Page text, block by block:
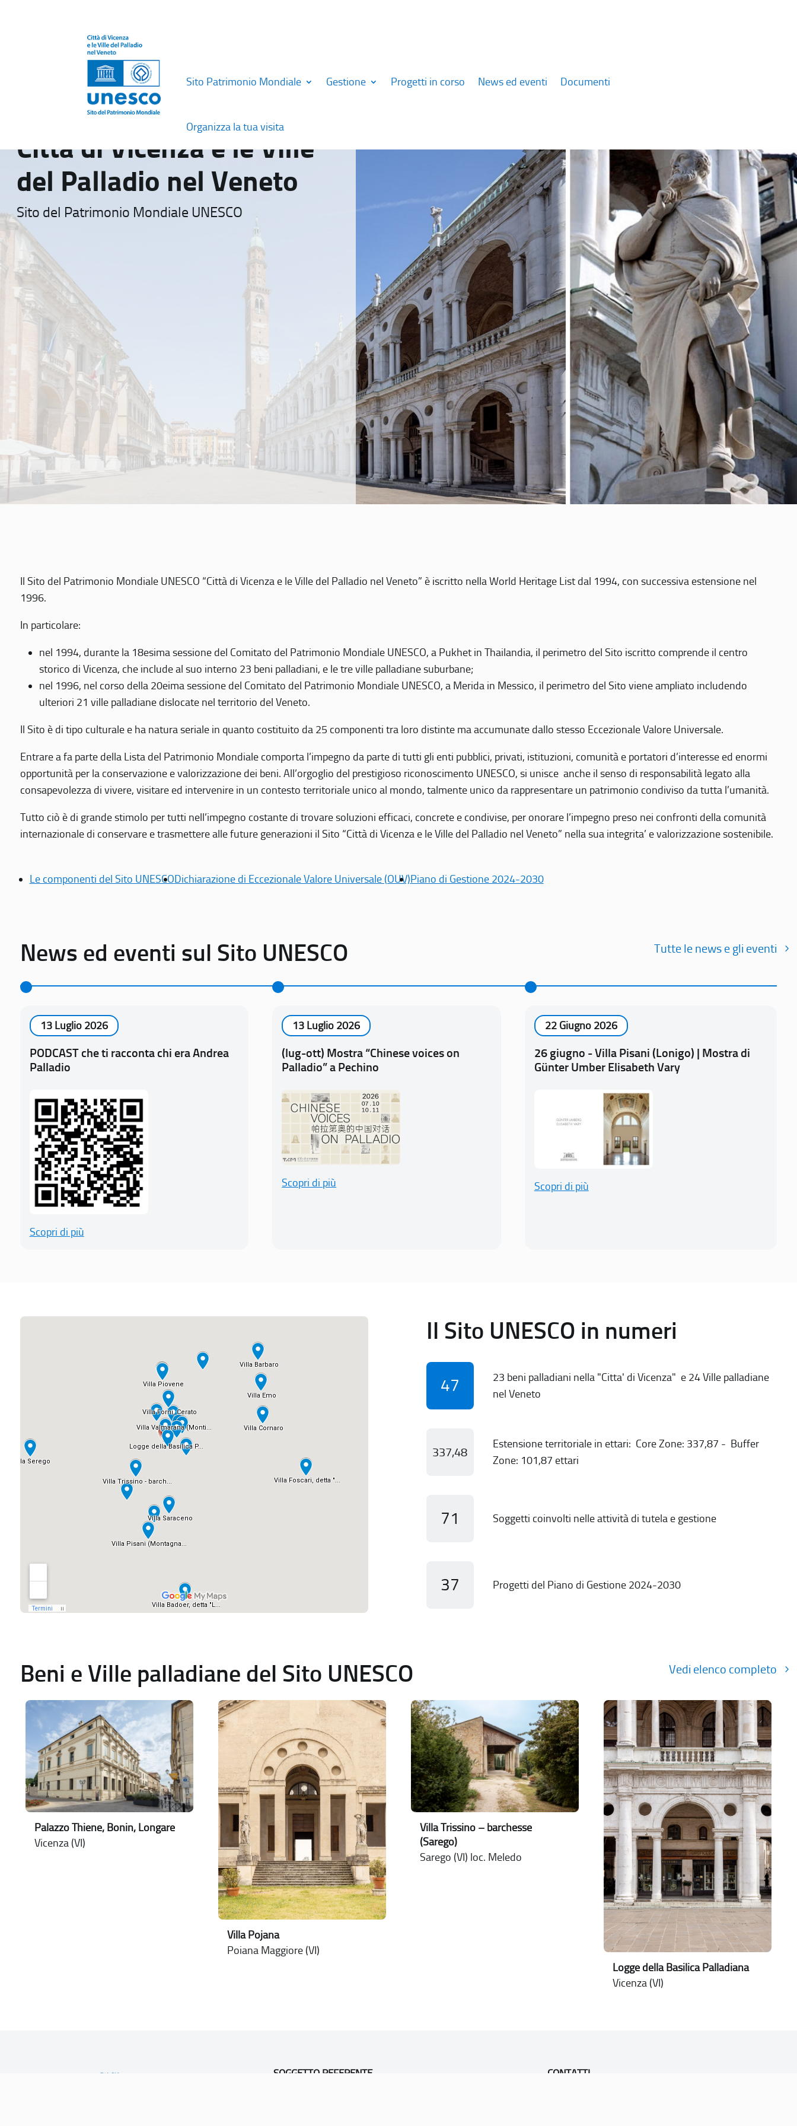
Sito Patrimonio Mondiale Gestione Progetti in corso News ed eventi Documenti
Organizza la tua visita
Città di Vicenza e le Ville
del Palladio nel Veneto
Sito del Patrimonio Mondiale UNESCO
Il Sito del Patrimonio Mondiale UNESCO “Città di Vicenza e le Ville del Palladio nel Veneto” è iscritto nella World Heritage List dal 1994, con successiva estensione nel
1996.
In particolare:
nel 1994, durante la 18esima sessione del Comitato del Patrimonio Mondiale UNESCO, a Pukhet in Thailandia, il perimetro del Sito iscritto comprende il centro
storico di Vicenza, che include al suo interno 23 beni palladiani, e le tre ville palladiane suburbane;
nel 1996, nel corso della 20eima sessione del Comitato del Patrimonio Mondiale UNESCO, a Merida in Messico, il perimetro del Sito viene ampliato includendo
ulteriori 21 ville palladiane dislocate nel territorio del Veneto.
Il Sito è di tipo culturale e ha natura seriale in quanto costituito da 25 componenti tra loro distinte ma accumunate dallo stesso Eccezionale Valore Universale.
Entrare a fa parte della Lista del Patrimonio Mondiale comporta l’impegno da parte di tutti gli enti pubblici, privati, istituzioni, comunità e portatori d’interesse ed enormi
opportunità per la conservazione e valorizzazione dei beni. All’orgoglio del prestigioso riconoscimento UNESCO, si unisce anche il senso di responsabilità legato alla
consapevolezza di vivere, visitare ed intervenire in un contesto territoriale unico al mondo, talmente unico da rappresentare un patrimonio condiviso da tutta l’umanità.
Tutto ciò è di grande stimolo per tutti nell’impegno costante di trovare soluzioni efficaci, concrete e condivise, per onorare l’impegno preso nei confronti della comunità
internazionale di conservare e trasmettere alle future generazioni il Sito “Città di Vicenza e le Ville del Palladio nel Veneto” nella sua integrita’ e valorizzazione sostenibile.
Le componenti del Sito UNESCODichiarazione di Eccezionale Valore Universale (OUV)Piano di Gestione 2024-2030
News ed eventi sul Sito UNESCO Tutte le news e gli eventi
13 Luglio 2026
PODCAST che ti racconta chi era Andrea
Palladio
Scopri di più
13 Luglio 2026
(lug-ott) Mostra “Chinese voices on
Palladio” a Pechino
Scopri di più
22 Giugno 2026
26 giugno - Villa Pisani (Lonigo) | Mostra di
Günter Umber Elisabeth Vary
Scopri di più
Il Sito UNESCO in numeri
47
23 beni palladiani nella "Citta' di Vicenza" e 24 Ville palladiane
nel Veneto
337,48
Estensione territoriale in ettari: Core Zone: 337,87 - Buffer
Zone: 101,87 ettari
71 Soggetti coinvolti nelle attività di tutela e gestione
37 Progetti del Piano di Gestione 2024-2030
Beni e Ville palladiane del Sito UNESCO Vedi elenco completo
Palazzo Thiene, Bonin, Longare
Vicenza (VI)
Villa Pojana
Poiana Maggiore (VI)
Villa Trissino – barchesse
(Sarego)
Sarego (VI) loc. Meledo
Logge della Basilica Palladiana
Vicenza (VI)
SOGGETTO REFERENTE CONTATTI